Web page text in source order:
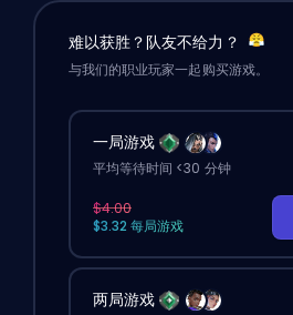
难以获胜？队友不给力？
与我们的职业玩家一起购买游戏。
一局游戏
平均等待时间 <30 分钟
$4.00
$3.32 每局游戏
两局游戏